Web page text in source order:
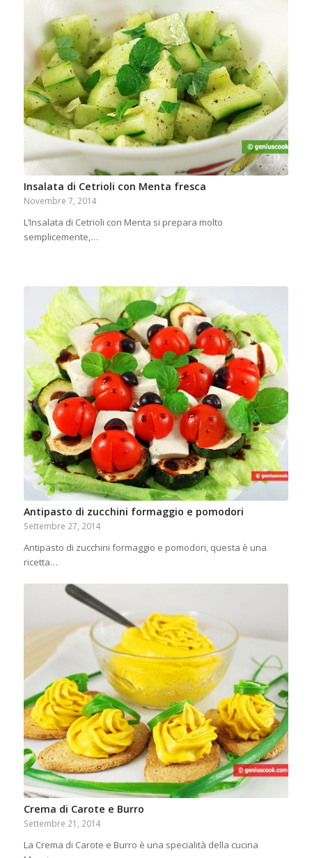
Insalata di Cetrioli con Menta fresca
Novembre 7, 2014
L’Insalata di Cetrioli con Menta si prepara molto
semplicemente,…
Antipasto di zucchini formaggio e pomodori
Settembre 27, 2014
Antipasto di zucchini formaggio e pomodori, questa è una
ricetta…
Crema di Carote e Burro
Settembre 21, 2014
La Crema di Carote e Burro è una specialità della cucina